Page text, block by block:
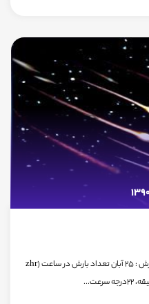
زمان فعالیت بارش: 9آذر _15 آبان زمان اوج بارش : 25 آبان تعداد بارش در ساعت zhr)